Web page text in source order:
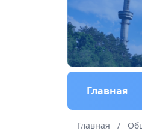
Главная
Главная /